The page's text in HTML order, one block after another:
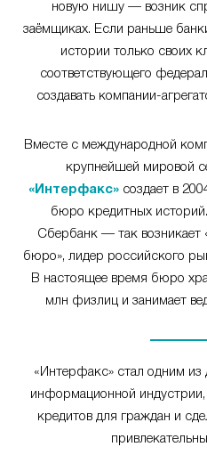
новую нишу — возник
заёмщиках. Если раньше
истории только своих
соответствующего
создавать компании-
Вместе с международной
крупнейшей мировой
«Интерфакс» создает в
бюро кредитных
Сбербанк — так возникает
бюро», лидер российского
В настоящее время бюро
млн физлиц и занимает
«Интерфакс» стал одним из
информационной
кредитов для граждан и